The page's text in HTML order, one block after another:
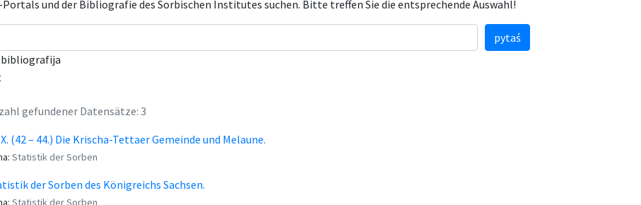
und der Bibliografie des Sorbischen Institutes suchen. Bitte treffen Sie die entsprechende Auswahl!
bibliografija
pytaś
gefundener Datensätze: 3
(42 – 44.) Die Krischa-Tettaer Gemeinde und Melaune.
Statistik der Sorben
der Sorben des Königreichs Sachsen.
Statistik der Sorben